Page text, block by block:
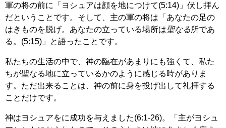
軍の将の前に「ヨシュアは顔を地につけて(5:14)」伏し拝ん
だということです。そして、主の軍の将は「あなたの足の
はきものを脱げ。あなたの立っている場所は聖なる所であ
る。(5:15)」と語ったことです。
私たちの生活の中で、神の臨在があまりにも強くて、私た
ちが聖なる地に立っているかのように感じる時がありま
す。ただ出来ることは、神の前に身を投げ出して礼拝する
ことだけです。
神はヨシュアをに成功を与えました(6:1-26)。「主がヨシュ